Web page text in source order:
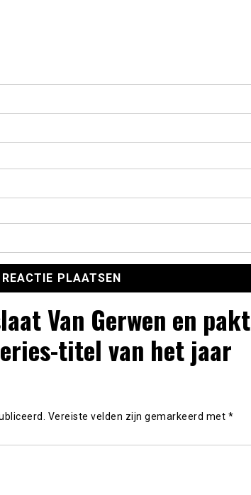
Van Gerwen en pakt
titel van het jaar
Vereiste velden zijn gemarkeerd met *